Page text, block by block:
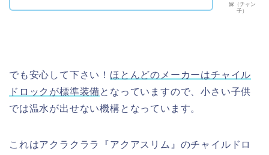
嫁（チャン
子）
でも安心して下さい！ ほとんどのメーカーはチャイル
ドロックが標準装備となっていますので、小さい子供
では温水が出せない機構となっています。
これはアクラクララ『アクアスリム』のチャイルドロ